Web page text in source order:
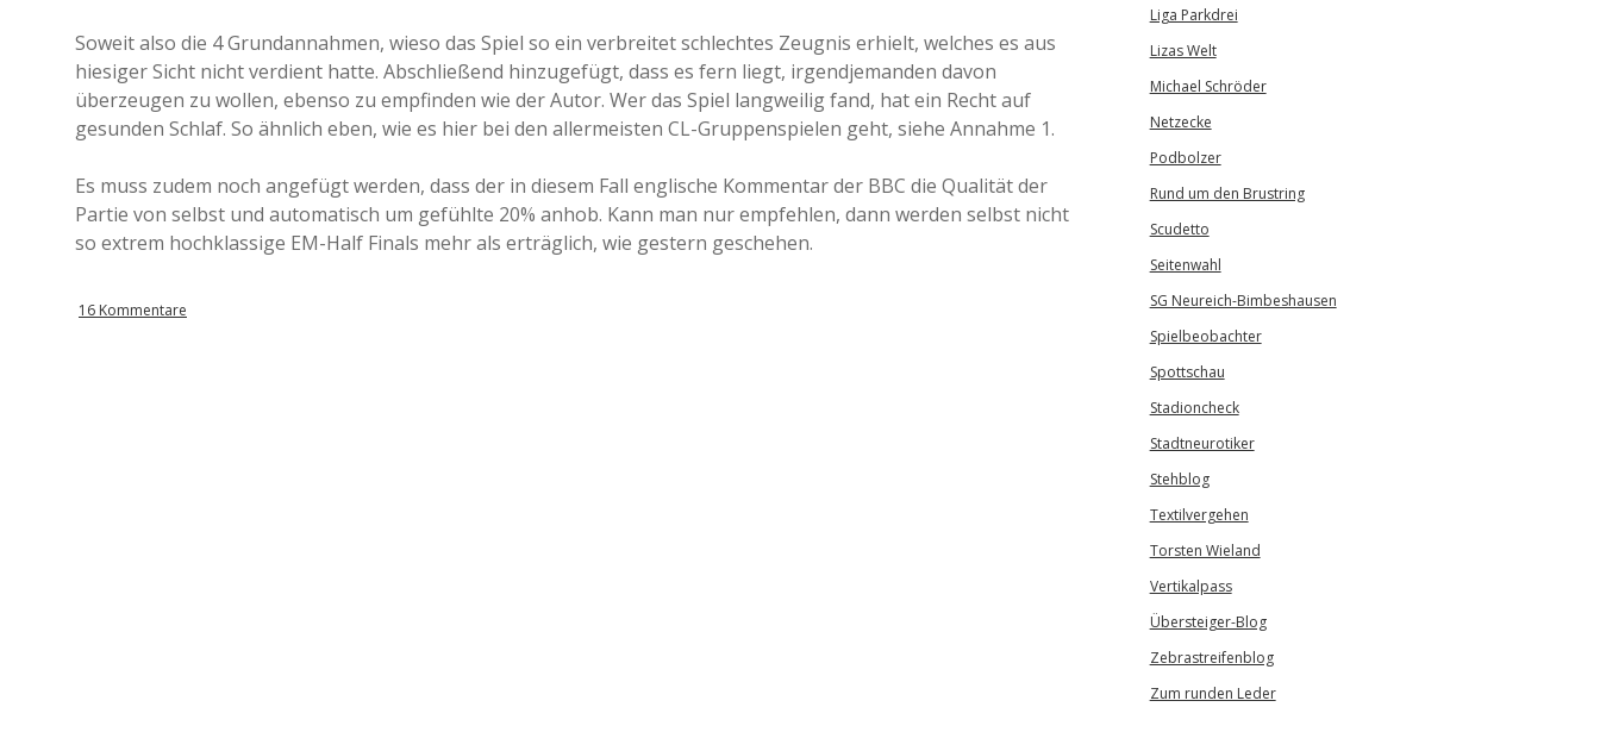
Soweit also die 4 Grundannahmen, wieso das Spiel so ein verbreitet schlechtes Zeugnis erhielt, welches es aus
hiesiger Sicht nicht verdient hatte. Abschließend hinzugefügt, dass es fern liegt, irgendjemanden davon
überzeugen zu wollen, ebenso zu empfinden wie der Autor. Wer das Spiel langweilig fand, hat ein Recht auf
gesunden Schlaf. So ähnlich eben, wie es hier bei den allermeisten CL-Gruppenspielen geht, siehe Annahme 1.
Es muss zudem noch angefügt werden, dass der in diesem Fall englische Kommentar der BBC die Qualität der
Partie von selbst und automatisch um gefühlte 20% anhob. Kann man nur empfehlen, dann werden selbst nicht
so extrem hochklassige EM-Half Finals mehr als erträglich, wie gestern geschehen.
16 Kommentare
Liga Parkdrei
Lizas Welt
Michael Schröder
Netzecke
Podbolzer
Rund um den Brustring
Scudetto
Seitenwahl
SG Neureich-Bimbeshausen
Spielbeobachter
Spottschau
Stadioncheck
Stadtneurotiker
Stehblog
Textilvergehen
Torsten Wieland
Vertikalpass
Übersteiger-Blog
Zebrastreifenblog
Zum runden Leder